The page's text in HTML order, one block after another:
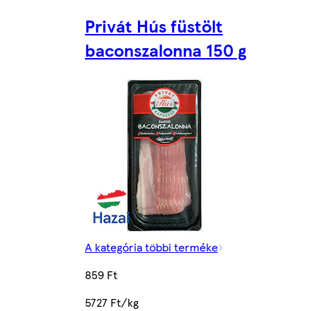
Privát Hús füstölt
baconszalonna 150 g
A kategória többi terméke
859 Ft
5727 Ft/kg